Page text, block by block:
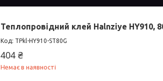
Теплопровідний клей Halnziye HY910,
TPkl-HY910-ST80G
404 ₴
Немає в наявності